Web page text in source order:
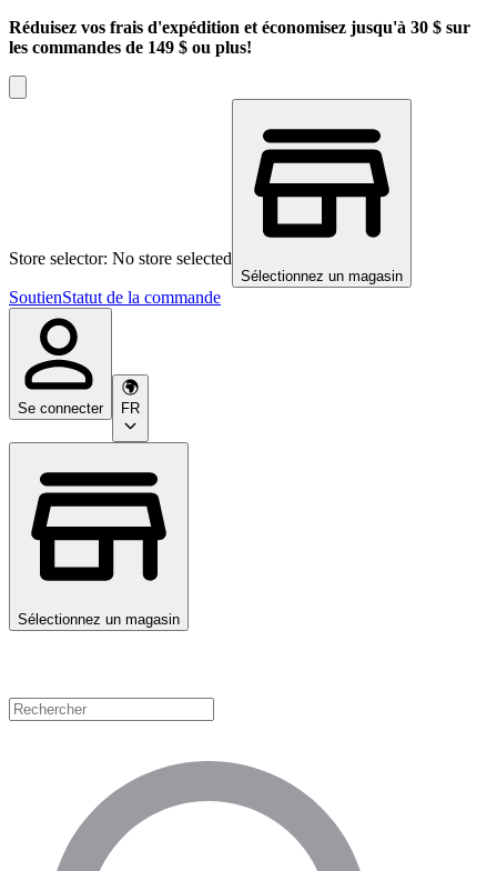
Réduisez vos frais d'expédition et économisez jusqu'à 30 $ sur
les commandes de 149 $ ou plus!
Store selector: No store selected
Sélectionnez un magasin
SoutienStatut de la commande
Se connecter FR
Sélectionnez un magasin